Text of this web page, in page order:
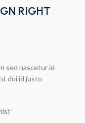
RIGHT
sed nascetur id
dui id justo